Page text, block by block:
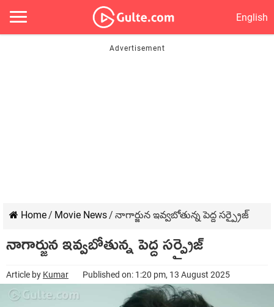
English
Home/ Movie News/ నాగార్జున ఇవ్వబోతున్న పెద్ద సర్ప్రైజ్
నాగార్జున ఇవ్వబోతున్న పెద్ద సర్ప్రైజ్
Article by Kumar Published on: 1:20 pm, 13 August 2025